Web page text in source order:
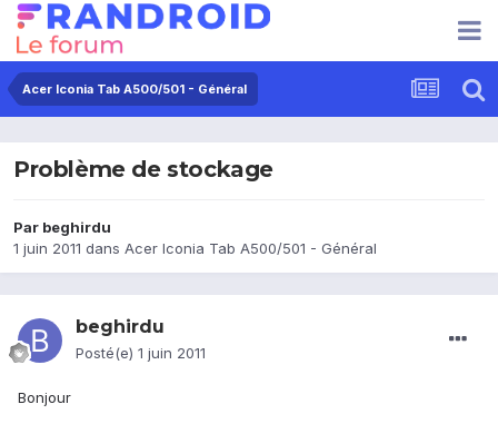
Acer Iconia Tab A500/501 - Général
Problème de stockage
Par beghirdu
1 juin 2011 dans Acer Iconia Tab A500/501 - Général
beghirdu
Posté(e) 1 juin 2011
Bonjour